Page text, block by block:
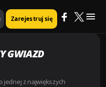
Zarejestruj się
– Sekrety gwiazd
GWIAZD
jednej z największych